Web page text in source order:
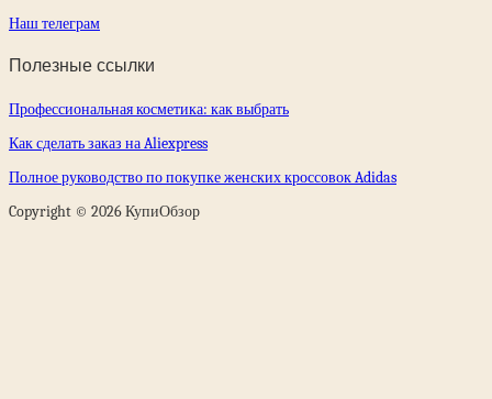
Наш телеграм
Полезные ссылки
Профессиональная косметика: как выбрать
Как сделать заказ на Aliexpress
Полное руководство по покупке женских кроссовок Adidas
Copyright © 2026 КупиОбзор